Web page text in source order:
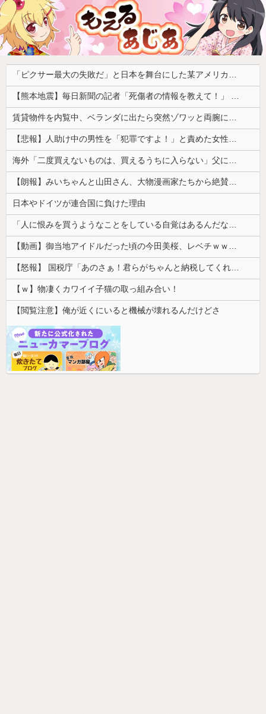
「ピクサー最大の失敗だ」と日本を舞台にした某アメリカ産アニメが話題に、日本と韓国の両方に失礼すぎるわ……
【熊本地震】毎日新聞の記者「死傷者の情報を教えて！」 → 企業「個人情報は控えます！」 → 記「年代は？特定につながらないでしょ？教えてよ？教えてよ？」
賃貸物件を内覧中、ベランダに出たら突然ゾワッと両腕に鳥肌が出た。「やっぱりこの部屋嫌だ」と思った瞬間、体が前にドンッと突き飛ばされて…
【悲報】人助け中の男性を「犯罪ですよ！」と責めた女性、警察が来た瞬間逃げる
海外「二度買えないものは、買えるうちに入らない」父に言われた一言でお金の使い方が変わった…
【朗報】みいちゃんと山田さん、大物漫画家たちから絶賛されるｗｗｗｗ
日本やドイツが連合国に負けた理由
「人に恨みを買うようなことをしている自覚はあるんだな」と高市首相を嘲笑った左派、平和記念式典での演説にケチを付けるも……
【動画】御当地アイドルだった頃の今田美桜、レベチｗｗｗｗｗｗｗｗｗｗｗｗｗｗｗｗｗｗ
【怒報】 国税庁「あのさぁ！君らがちゃんと納税してくれないとこうなっちゃうけどどうする？！」←これw w w w w w w w
【ｗ】物凄くカワイイ子猫の取っ組み合い！
【閲覧注意】俺が近くにいると機械が壊れるんだけどさ